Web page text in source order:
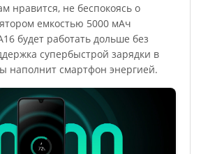
нравится, не беспокоясь о
емкостью 5000 мАч
будет работать дольше без
супербыстрой зарядки в
наполнит смартфон энергией.